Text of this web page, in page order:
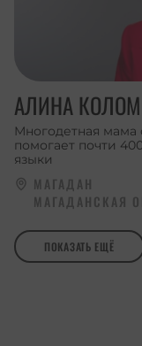
АЛИНА
Многодетная мама
помогает почти
языки
МАГАДАН
МАГАДАНСКАЯ
ПОКАЗАТЬ ЕЩЁ